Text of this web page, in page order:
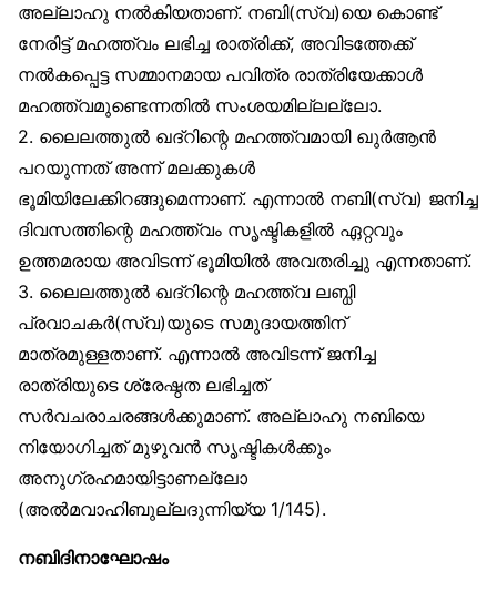
അല്ലാഹു നൽകിയതാണ്. നബി(സ്വ)യെ കൊണ്ട്
നേരിട്ട് മഹത്ത്വം ലഭിച്ച രാത്രിക്ക്, അവിടത്തേക്ക്
നൽകപ്പെട്ട സമ്മാനമായ പവിത്ര രാത്രിയേക്കാൾ
മഹത്ത്വമുണ്ടെന്നതിൽ സംശയമില്ലല്ലോ.
2. ലൈലത്തുൽ ഖദ്‌റിന്റെ മഹത്ത്വമായി ഖുർആൻ
പറയുന്നത് അന്ന് മലക്കുകൾ
ഭൂമിയിലേക്കിറങ്ങുമെന്നാണ്. എന്നാൽ നബി(സ്വ) ജനിച്ച
ദിവസത്തിന്റെ മഹത്ത്വം സൃഷ്ടികളിൽ ഏറ്റവും
ഉത്തമരായ അവിടന്ന് ഭൂമിയിൽ അവതരിച്ചു എന്നതാണ്.
3. ലൈലത്തുൽ ഖദ്‌റിന്റെ മഹത്ത്വ ലബ്ധി
പ്രവാചകർ(സ്വ)യുടെ സമുദായത്തിന്
മാത്രമുള്ളതാണ്. എന്നാൽ അവിടന്ന് ജനിച്ച
രാത്രിയുടെ ശ്രേഷ്ഠത ലഭിച്ചത്
സർവചരാചരങ്ങൾക്കുമാണ്. അല്ലാഹു നബിയെ
നിയോഗിച്ചത് മുഴുവൻ സൃഷ്ടികൾക്കും
അനുഗ്രഹമായിട്ടാണല്ലോ
(അൽമവാഹിബുല്ലദുന്നിയ്യ 1/145).
നബിദിനാഘോഷം